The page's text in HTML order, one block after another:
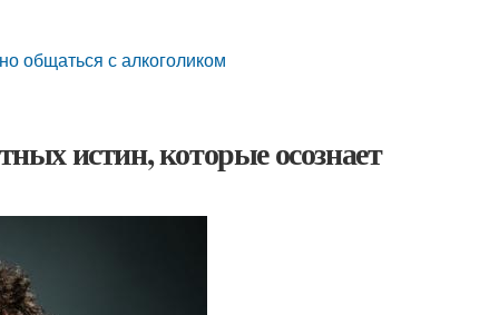
общаться с алкоголиком
истин, которые осознает